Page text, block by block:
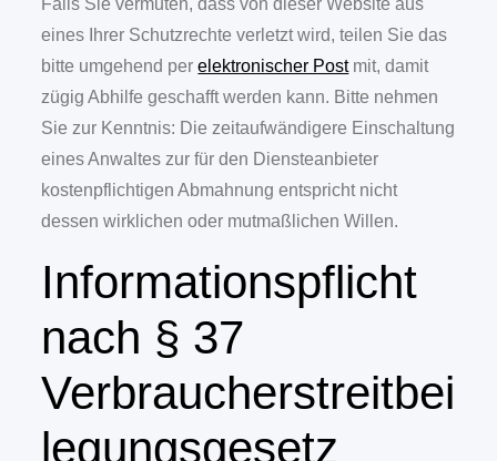
Falls Sie vermuten, dass von dieser Website aus
eines Ihrer Schutzrechte verletzt wird, teilen Sie das
bitte umgehend perelektronischer Postmit, damit
zügig Abhilfe geschafft werden kann. Bitte nehmen
Sie zur Kenntnis: Die zeitaufwändigere Einschaltung
eines Anwaltes zur für den Diensteanbieter
kostenpflichtigen Abmahnung entspricht nicht
dessen wirklichen oder mutmaßlichen Willen.
Informationspflicht
nach § 37
Verbraucherstreitbei
legungsgesetz